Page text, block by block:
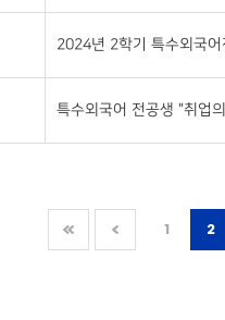
2024년 2학기 특수외국
특수외국어 전공생 "취업
1 2